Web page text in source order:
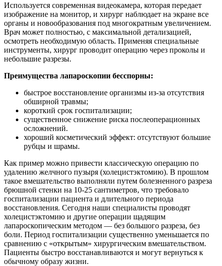
Используется современная видеокамера, которая передает
изображение на монитор, и хирург наблюдает на экране все
органы и новообразования под многократным увеличением.
Врач может полностью, с максимальной детализацией,
осмотреть необходимую область. Применяя специальные
инструменты, хирург проводит операцию через проколы и
небольшие разрезы.
Преимущества лапароскопии бесспорны:
быстрое восстановление организмы из-за отсутствия
обширной травмы;
короткий срок госпитализации;
существенное снижение риска послеоперационных
осложнений.
хороший косметический эффект: отсутствуют большие
рубцы и шрамы.
Как пример можно привести классическую операцию по
удалению желчного пузыря (холецистэктомию). В прошлом
такое вмешательство выполняли путем болезненного разреза
брюшной стенки на 10-25 сантиметров, что требовало
госпитализации пациента и длительного периода
восстановления. Сегодня наши специалисты проводят
холецистэктомию и другие операции щадящим
лапароскопическим методом — без большого разреза, без
боли. Период госпитализации существенно уменьшается по
сравнению с «открытым» хирургическим вмешательством.
Пациенты быстро восстанавливаются и могут вернуться к
обычному образу жизни.